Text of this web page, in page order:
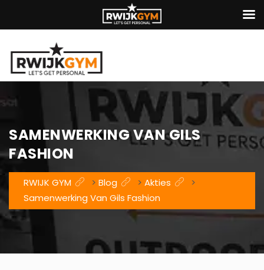
SAMENWERKING VAN GILS
FASHION
RWIJK GYM > Blog > Akties
>
Samenwerking Van Gils Fashion